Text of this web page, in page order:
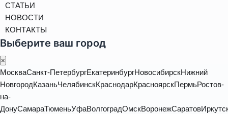
СТАТЬИ
НОВОСТИ
КОНТАКТЫ
Выберите ваш город
×
МоскваСанкт-ПетербургЕкатеринбургНовосибирскНижний
НовгородКазаньЧелябинскКраснодарКрасноярскПермьРостов-
на-
ДонуСамараТюменьУфаВолгоградОмскВоронежСаратов